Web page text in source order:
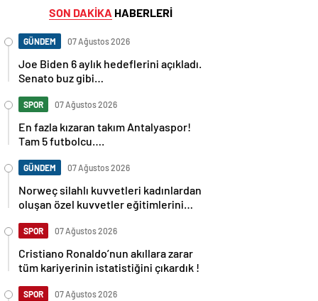
SON DAKİKA HABERLERİ
GÜNDEM 07 Ağustos 2026
Joe Biden 6 aylık hedeflerini açıkladı.
Senato buz gibi…
SPOR 07 Ağustos 2026
En fazla kızaran takım Antalyaspor!
Tam 5 futbolcu….
GÜNDEM 07 Ağustos 2026
Norweç silahlı kuvvetleri kadınlardan
oluşan özel kuvvetler eğitimlerini
SPOR 07 Ağustos 2026
Cristiano Ronaldo’nun akıllara zarar
tüm kariyerinin istatistiğini çıkardık !
SPOR 07 Ağustos 2026